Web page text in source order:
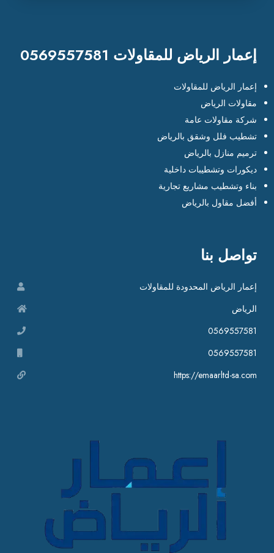
إعمار الرياض للمقاولات 0569557581
إعمار الرياض للمقاولات
مقاولات الرياض
شركة مقاولات عامة
تشطيب فلل وشقق بالرياض
ترميم منازل بالرياض
ديكورات وتشطيبات داخلية
بناء وتشطيب مشاريع تجارية
أفضل مقاول بالرياض
تواصل بنا
إعمار الرياض المحدودة للمقاولات
الرياض
0569557581
0569557581
https://emaarltd-sa.com